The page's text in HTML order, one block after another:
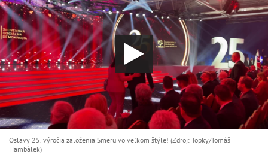
Oslavy 25. výročia založenia Smeru vo veľkom štýle! (Zdroj: Topky/Tomáš
Hambálek)